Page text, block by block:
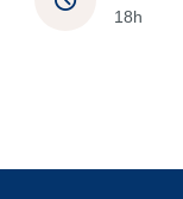
18h